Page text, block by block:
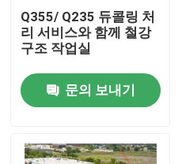
Q355/ Q235 듀콜링 처
리 서비스와 함께 철강
구조 작업실
문의 보내기